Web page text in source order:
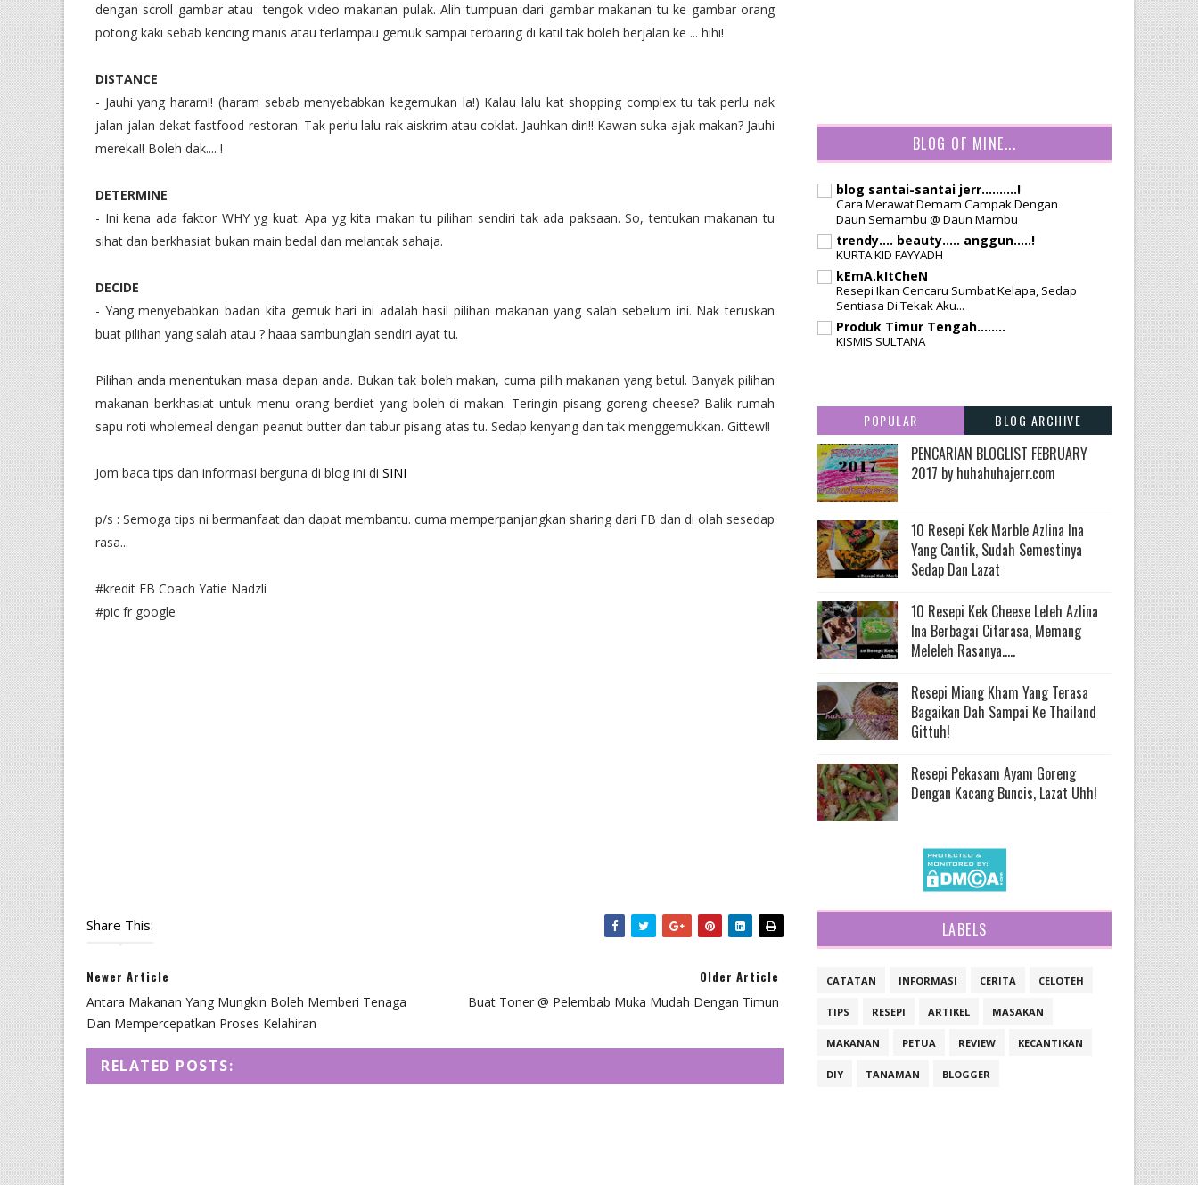
dengan scroll gambar atau tengok video makanan pulak. Alih tumpuan dari gambar makanan tu ke gambar orang
potong kaki sebab kencing manis atau terlampau gemuk sampai terbaring di katil tak boleh berjalan ke ... hihi!
DISTANCE
- Jauhi yang haram!! (haram sebab menyebabkan kegemukan la!) Kalau lalu kat shopping complex tu tak perlu nak
jalan-jalan dekat fastfood restoran. Tak perlu lalu rak aiskrim atau coklat. Jauhkan diri!! Kawan suka ajak makan? Jauhi
mereka!! Boleh dak.... !
DETERMINE
- Ini kena ada faktor WHY yg kuat. Apa yg kita makan tu pilihan sendiri tak ada paksaan. So, tentukan makanan tu
sihat dan berkhasiat bukan main bedal dan melantak sahaja.
DECIDE
- Yang menyebabkan badan kita gemuk hari ini adalah hasil pilihan makanan yang salah sebelum ini. Nak teruskan
buat pilihan yang salah atau ? haaa sambunglah sendiri ayat tu.
Pilihan anda menentukan masa depan anda. Bukan tak boleh makan, cuma pilih makanan yang betul. Banyak pilihan
makanan berkhasiat untuk menu orang berdiet yang boleh di makan. Teringin pisang goreng cheese? Balik rumah
sapu roti wholemeal dengan peanut butter dan tabur pisang atas tu. Sedap kenyang dan tak menggemukkan. Gittew!!
Jom baca tips dan informasi berguna di blog ini di SINI
p/s : Semoga tips ni bermanfaat dan dapat membantu. cuma memperpanjangkan sharing dari FB dan di olah sesedap
rasa...
#kredit FB Coach Yatie Nadzli
#pic fr google
Share This:
Newer Article
Antara Makanan Yang Mungkin Boleh Memberi Tenaga
Dan Mempercepatkan Proses Kelahiran
Older Article
Buat Toner @ Pelembab Muka Mudah Dengan Timun
RELATED POSTS:
BLOG OF MINE...
blog santai-santai jerr..........!
Cara Merawat Demam Campak Dengan
Daun Semambu @ Daun Mambu
trendy.... beauty..... anggun.....!
KURTA KID FAYYADH
kEmA.kItCheN
Resepi Ikan Cencaru Sumbat Kelapa, Sedap
Sentiasa Di Tekak Aku...
Produk Timur Tengah........
KISMIS SULTANA
POPULAR BLOG ARCHIVE
PENCARIAN BLOGLIST FEBRUARY
2017 by huhahuhajerr.com
10 Resepi Kek Marble Azlina Ina
Yang Cantik, Sudah Semestinya
Sedap Dan Lazat
10 Resepi Kek Cheese Leleh Azlina
Ina Berbagai Citarasa, Memang
Meleleh Rasanya.....
Resepi Miang Kham Yang Terasa
Bagaikan Dah Sampai Ke Thailand
Gittuh!
Resepi Pekasam Ayam Goreng
Dengan Kacang Buncis, Lazat Uhh!
LABELS
CATATAN INFORMASI CERITA CELOTEH
TIPS RESEPI ARTIKEL MASAKAN
MAKANAN PETUA REVIEW KECANTIKAN
DIY TANAMAN BLOGGER